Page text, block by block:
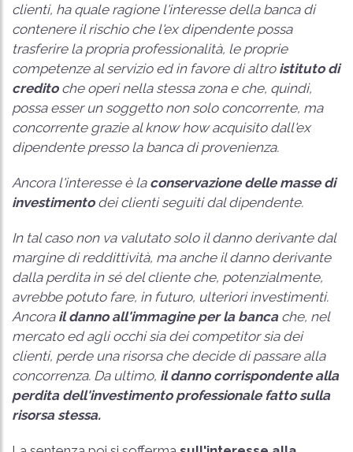
clienti, ha quale ragione l'interesse della banca di
contenere il rischio che l'ex dipendente possa
trasferire la propria professionalità, le proprie
competenze al servizio ed in favore di altroistituto di
creditoche operi nella stessa zona e che, quindi,
possa esser un soggetto non solo concorrente, ma
concorrente grazie al know how acquisito dall'ex
dipendente presso la banca di provenienza.
Ancora l'interesse è laconservazione delle masse di
investimento dei clienti seguiti dal dipendente.
In tal caso non va valutato solo il danno derivante dal
margine di reddittività, ma anche il danno derivante
dalla perdita in sé del cliente che, potenzialmente,
avrebbe potuto fare, in futuro, ulteriori investimenti.
Ancora il danno all'immagine per la bancache, nel
mercato ed agli occhi sia dei competitor sia dei
clienti, perde una risorsa che decide di passare alla
concorrenza. Da ultimo, il danno corrispondente alla
perdita dell'investimento professionale fatto sulla
risorsa stessa.